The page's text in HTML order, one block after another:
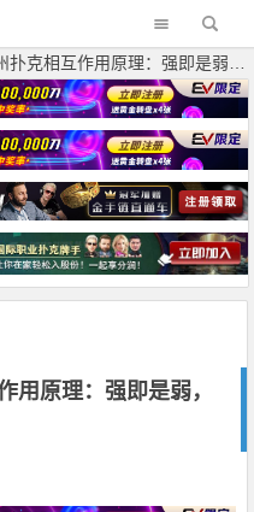
克相互作用原理：强即是弱，弱即是强
用原理：强即是弱，